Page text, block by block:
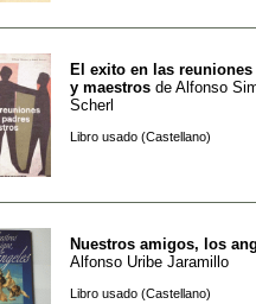
El exito en las reuniones
y maestros de Alfonso
Scherl
Libro usado (Castellano)
Nuestros amigos, los
Alfonso Uribe Jaramillo
Libro usado (Castellano)